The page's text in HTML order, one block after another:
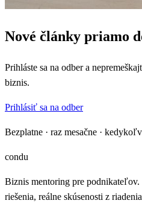
Nové články priamo
Prihláste sa na odber a
biznis.
Prihlásiť sa na odber
Bezplatne · raz mesačne ·
condu
Biznis mentoring pre
riešenia, reálne skúsenosti z